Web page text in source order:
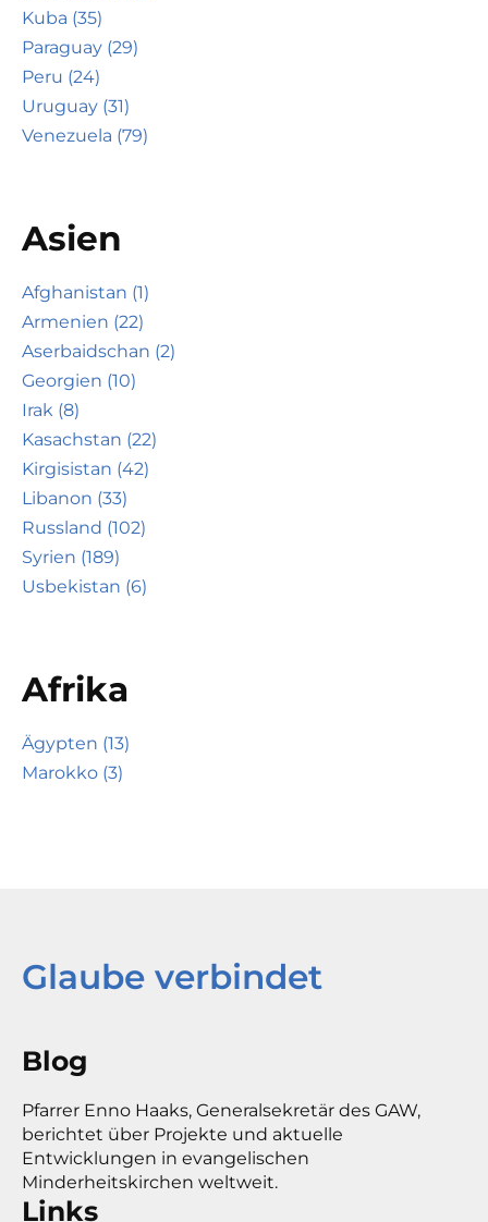
Kuba (35)
Paraguay (29)
Peru (24)
Uruguay (31)
Venezuela (79)
Asien
Afghanistan (1)
Armenien (22)
Aserbaidschan (2)
Georgien (10)
Irak (8)
Kasachstan (22)
Kirgisistan (42)
Libanon (33)
Russland (102)
Syrien (189)
Usbekistan (6)
Afrika
Ägypten (13)
Marokko (3)
Glaube verbindet
Blog
Pfarrer Enno Haaks, Generalsekretär des GAW,
berichtet über Projekte und aktuelle
Entwicklungen in evangelischen
Minderheitskirchen weltweit.
Links